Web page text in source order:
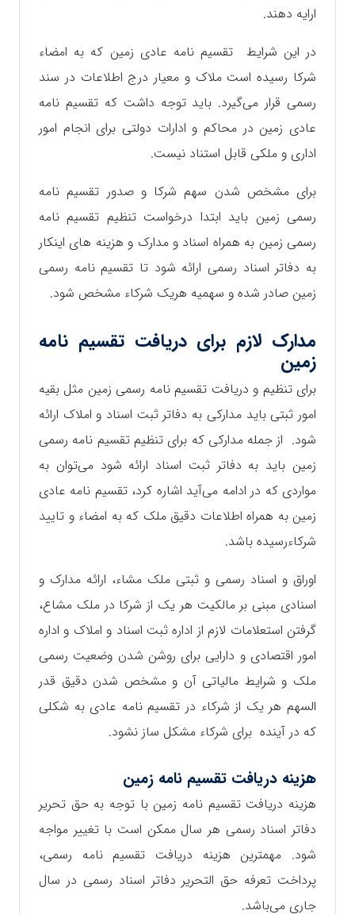
ارایه دهند.
در این شرایط تقسیم نامه عادی زمین که به امضاء
شرکا رسیده است ملاک و معیار درج اطلاعات در سند
رسمی قرار می‌گیرد. باید توجه داشت که تقسیم نامه
عادی زمین در محاکم و ادارات دولتی برای انجام امور
اداری و ملکی قابل استناد نیست.
برای مشخص شدن سهم شرکا و صدور تقسیم نامه
رسمی زمین باید ابتدا درخواست تنظیم تقسیم نامه
رسمی زمین به همراه اسناد و مدارک و هزینه های اینکار
به دفاتر اسناد رسمی ارائه شود تا تقسیم نامه رسمی
زمین صادر شده و سهمیه هریک شرکاء مشخص شود.
مدارک لازم برای دریافت تقسیم نامه
زمین
برای تنظیم و دریافت تقسیم نامه رسمی زمین مثل بقیه
امور ثبتی باید مدارکی به دفاتر ثبت اسناد و املاک ارائه
شود. از جمله مدارکی که برای تنظیم تقسیم نامه رسمی
زمین باید به دفاتر ثبت اسناد ارائه شود می‌توان به
مواردی که در ادامه می‌آید اشاره کرد، تقسیم نامه عادی
زمین به همراه اطلاعات دقیق ملک که به امضاء و تایید
شرکاءرسیده باشد.
اوراق و اسناد رسمی و ثبتی ملک مشاء، ارائه مدارک و
اسنادی مبنی بر مالکیت هر یک از شرکا در ملک مشاع،
گرفتن استعلامات لازم از اداره ثبت اسناد و املاک و اداره
امور اقتصادی و دارایی برای روشن شدن وضعیت رسمی
ملک و شرایط مالیاتی آن و مشخص شدن دقیق‌ قدر
السهم هر یک از شرکاء در تقسیم نامه عادی به شکلی
که در آینده برای شرکاء مشکل ساز نشود.
هزینه دریافت تقسیم نامه زمین
هزینه دریافت تقسیم نامه زمین با توجه به حق تحریر
دفاتر اسناد رسمی هر سال ممکن است با تغییر مواجه
شود. مهمترین هزینه دریافت تقسیم نامه رسمی،
پرداخت تعرفه حق التحریر دفاتر اسناد رسمی در سال
جاری می‌باشد.